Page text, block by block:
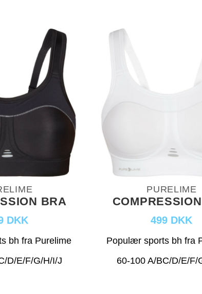
BRA
DKK
bh fra Purelime
D/E/F/G/H/I/J
PURELIME
499 DKK
Populær sports bh fra
60-100 A/BC/D/E/F/